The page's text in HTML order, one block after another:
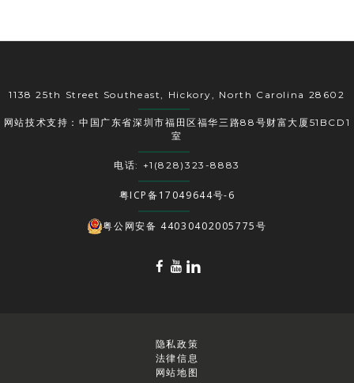
1138 25th Street Southeast, Hickory, North Carolina 28602
网站技术支持：中国广东省深圳市福田区福华三路88号财富大厦51BCD1
室
电话: +1(828)323-8883
粤ICP备17049644号-6
粤公网安备 44030402005775号
隐私政策
法律信息
网站地图